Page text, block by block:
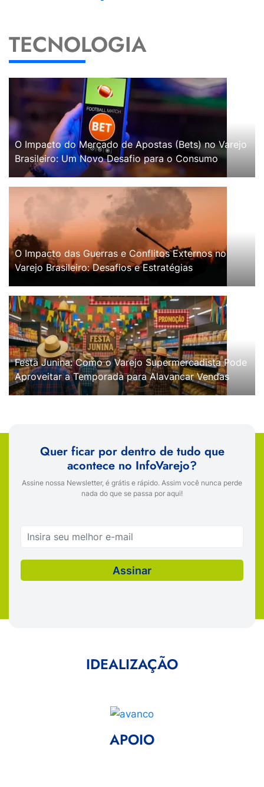
TECNOLOGIA
O Impacto do Mercado de Apostas (Bets) no Varejo
Brasileiro: Um Novo Desafio para o Consumo
O Impacto das Guerras e Conflitos Externos no
Varejo Brasileiro: Desafios e Estratégias
Festa Junina: Como o Varejo Supermercadista Pode
Aproveitar a Temporada para Alavancar Vendas
Quer ficar por dentro de tudo que
acontece no InfoVarejo?
Assine nossa Newsletter, é grátis e rápido. Assim você nunca perde
nada do que se passa por aqui!
IDEALIZAÇÃO
APOIO